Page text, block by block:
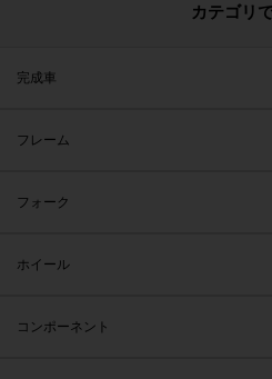
カテゴリ
完成車
フレーム
フォーク
ホイール
コンポーネント